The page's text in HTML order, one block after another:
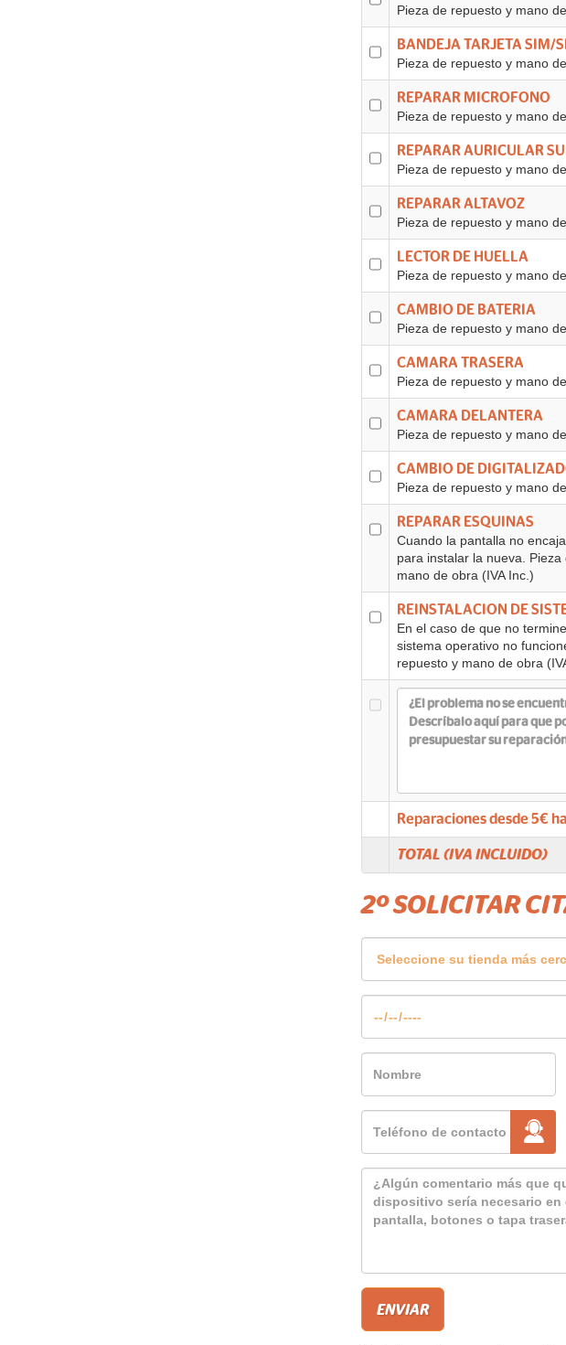
Pieza de repuesto y mano
BANDEJA TARJETA SIM/
Pieza de repuesto y mano
REPARAR MICROFONO
Pieza de repuesto y mano
REPARAR AURICULAR
Pieza de repuesto y mano
REPARAR ALTAVOZ
Pieza de repuesto y mano
LECTOR DE HUELLA
Pieza de repuesto y mano
CAMBIO DE BATERIA
Pieza de repuesto y mano
CAMARA TRASERA
Pieza de repuesto y mano
CAMARA DELANTERA
Pieza de repuesto y mano
CAMBIO DE
Pieza de repuesto y mano
REPARAR ESQUINAS
Cuando la pantalla no
para instalar la nueva. Pieza
mano de obra (IVA Inc.)
REINSTALACION DE
En el caso de que no
sistema operativo no
repuesto y mano de obra
Reparaciones desde5€
TOTAL (IVA INCLUIDO)
2º SOLICITAR